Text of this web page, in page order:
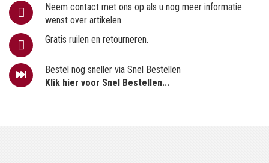
Neem contact met ons op als u nog meer informatie
wenst over artikelen.
Gratis ruilen en retourneren.
Bestel nog sneller via Snel Bestellen
Klik hier voor Snel Bestellen...